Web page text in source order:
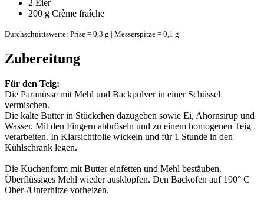
2 Eier
200 g Crème fraîche
Durchschnittswerte: Prise = 0,3 g | Messerspitze = 0,1 g
Zubereitung
Für den Teig:
Die Paranüsse mit Mehl und Backpulver in einer Schüssel
vermischen.
Die kalte Butter in Stückchen dazugeben sowie Ei, Ahornsirup und
Wasser. Mit den Fingern abbröseln und zu einem homogenen Teig
verarbeiten. In Klarsichtfolie wickeln und für 1 Stunde in den
Kühlschrank legen.
Die Kuchenform mit Butter einfetten und Mehl bestäuben.
Überflüssiges Mehl wieder ausklopfen. Den Backofen auf 190° C
Ober-/Unterhitze vorheizen.